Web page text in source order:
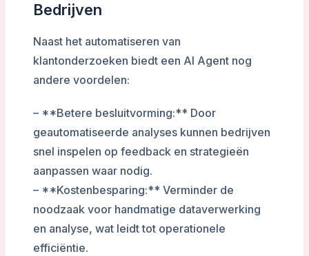
Bedrijven
Naast het automatiseren van
klantonderzoeken biedt een AI Agent nog
andere voordelen:
– **Betere besluitvorming:** Door
geautomatiseerde analyses kunnen bedrijven
snel inspelen op feedback en strategieën
aanpassen waar nodig.
– **Kostenbesparing:** Verminder de
noodzaak voor handmatige dataverwerking
en analyse, wat leidt tot operationele
efficiëntie.